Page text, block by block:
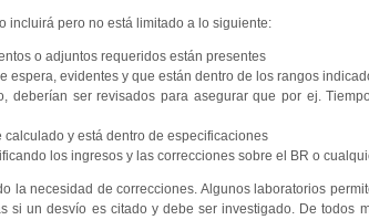
incluirá pero no está limitado a lo siguiente:
o adjuntos requeridos están presentes
espera, evidentes y que están dentro de los rangos
deberían ser revisados para asegurar que por ej.
y está dentro de especificaciones
los ingresos y las correcciones sobre el BR o
la necesidad de correcciones. Algunos laboratorios
si un desvío es citado y debe ser investigado. De todos